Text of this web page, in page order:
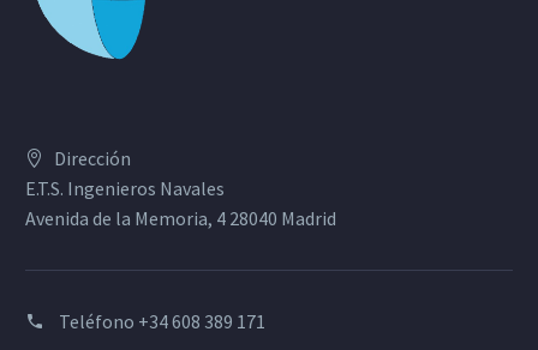
Dirección
E.T.S. Ingenieros Navales
Avenida de la Memoria, 4 28040 Madrid
Teléfono +34 608 389 171